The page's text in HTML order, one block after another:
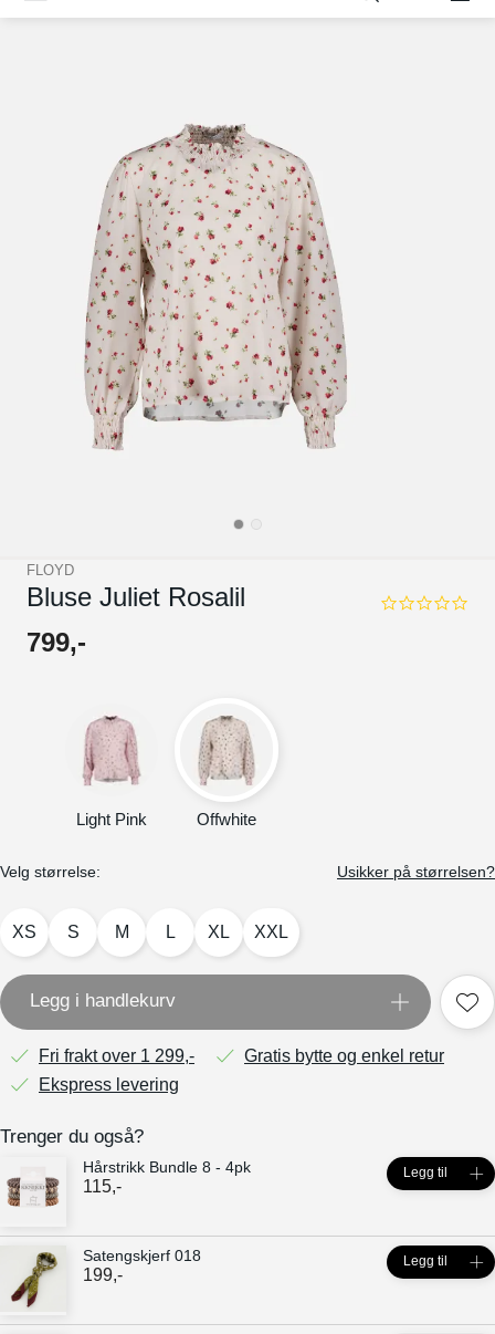
FLOYD
Bluse Juliet Rosalil
0.0
799,-
Light Pink Offwhite
Velg størrelse: Usikker på størrelsen?
XS S M L XL XXL
Legg i handlekurv
Fri frakt over 1 299,-
Gratis bytte og enkel retur
Ekspress levering
Trenger du også?
Hårstrikk Bundle 8 - 4pk
115,-
Legg til
Satengskjerf 018
199,-
Legg til